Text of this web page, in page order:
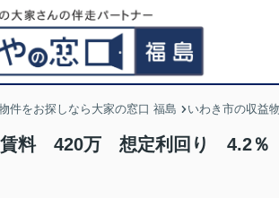
件をお探しなら大家の窓口 福島 いわき市の収益
賃料 420万 想定利回り 4.2％